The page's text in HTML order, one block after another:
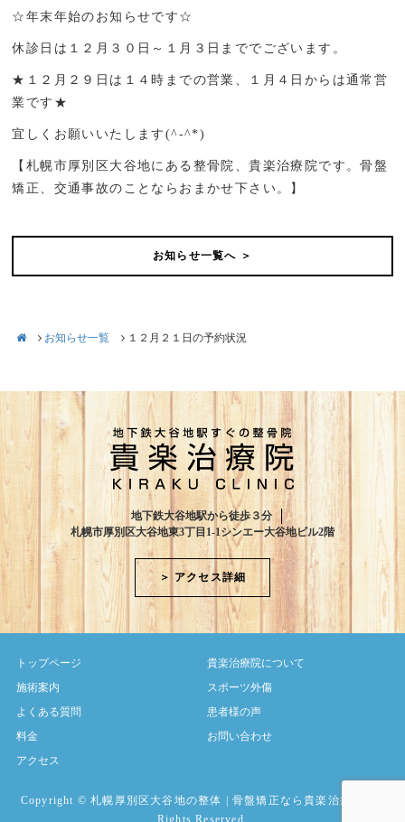
☆年末年始のお知らせです☆
休診日は１２月３０日～１月３日まででございます。
★１２月２９日は１４時までの営業、１月４日からは通常営
業です★
宜しくお願いいたします(^-^*)
【札幌市厚別区大谷地にある整骨院、貴楽治療院です。骨盤
矯正、交通事故のことならおまかせ下さい。】
お知らせ一覧へ ＞
お知らせ一覧 １２月２１日の予約状況
地下鉄大谷地駅から徒歩３分
札幌市厚別区大谷地東3丁目1-1シンエー大谷地ビル2階
＞ アクセス詳細
トップページ
貴楽治療院について
施術案内
スポーツ外傷
よくある質問
患者様の声
料金
お問い合わせ
アクセス
Copyright ©札幌厚別区大谷地の整体 | 骨盤矯正なら貴楽治療院
Rights Reserved.